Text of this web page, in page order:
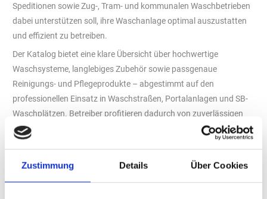
Zustimmung Details Über Cookies
Speditionen sowie Zug-, Tram- und kommunalen Waschbetrieben
dabei unterstützen soll, ihre Waschanlage optimal auszustatten
und effizient zu betreiben.
Der Katalog bietet eine klare Übersicht über hochwertige
Waschsysteme, langlebiges Zubehör sowie passgenaue
Reinigungs- und Pflegeprodukte – abgestimmt auf den
professionellen Einsatz in Waschstraßen, Portalanlagen und SB-
Waschplätzen. Betreiber profitieren dadurch von zuverlässigen
Abläufen, einem einheitlichen Erscheinungsbild und einer
Egal ob Mattenklopfer, Schaumbürsten, Wertmarken,